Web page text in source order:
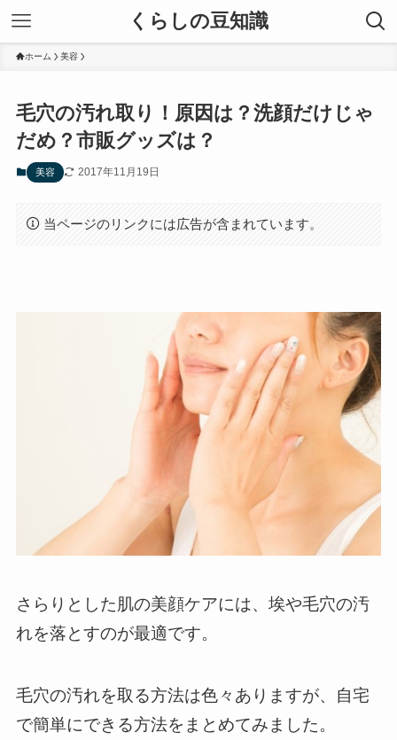
くらしの豆知識
ホーム 美容
毛穴の汚れ取り！原因は？洗顔だけじゃ
だめ？市販グッズは？
美容 2017年11月19日
当ページのリンクには広告が含まれています。
さらりとした肌の美顔ケアには、埃や毛穴の汚
れを落とすのが最適です。
毛穴の汚れを取る方法は色々ありますが、自宅
で簡単にできる方法をまとめてみました。